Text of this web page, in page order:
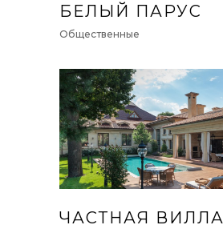
БЕЛЫЙ ПАРУС
Общественные
ЧАСТНАЯ ВИЛЛА